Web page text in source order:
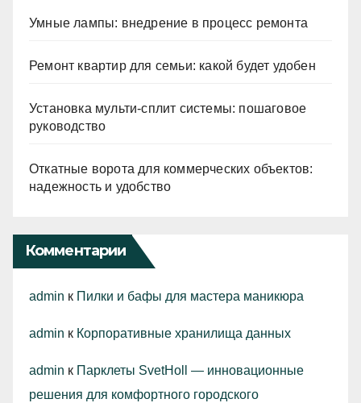
Умные лампы: внедрение в процесс ремонта
Ремонт квартир для семьи: какой будет удобен
Установка мульти-сплит системы: пошаговое
руководство
Откатные ворота для коммерческих объектов:
надежность и удобство
Комментарии
admin к Пилки и бафы для мастера маникюра
admin к Корпоративные хранилища данных
admin к Парклеты SvetHoll — инновационные
решения для комфортного городского